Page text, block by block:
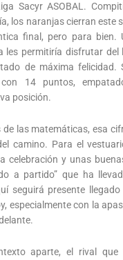
Sacyr ASOBAL.
los naranjas cierran este
final, pero para bien.
les permitiría disfrutar del
de máxima felicidad.
14 puntos,
posición.
las matemáticas, esa
camino. Para el
celebración y unas
a partido” que ha
seguirá presente llegado
especialmente con la
aparte, el rival que